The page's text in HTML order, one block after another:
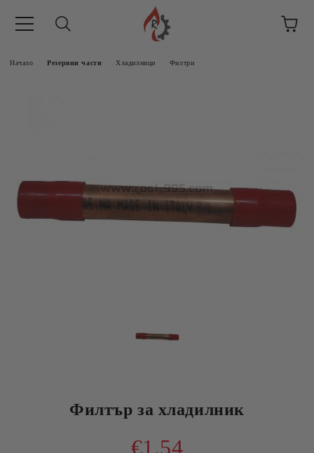
Начало Резервни части Хладилници Филтри
Филтър за хладилник
€1.54